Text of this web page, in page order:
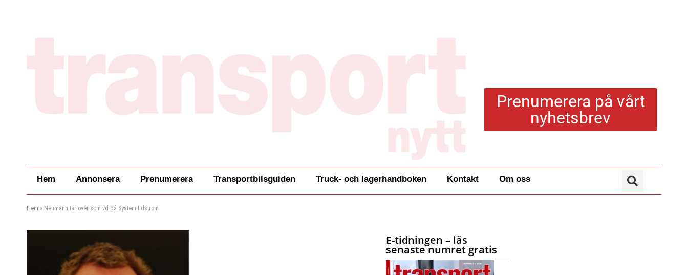
Prenumerera på vårt
nyhetsbrev
Hem Annonsera Prenumerera Transportbilsguiden Truck- och lagerhandboken Kontakt Om oss
Hem » Neumann tar över som vd på System Edström
E-tidningen – läs
senaste numret gratis